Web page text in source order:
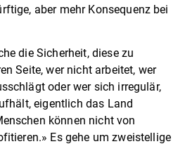
aber mehr Konsequenz bei
die Sicherheit, diese zu
Seite, wer nicht arbeitet, wer
oder wer sich irregulär,
eigentlich das Land
können nicht von
Es gehe um zweistellige